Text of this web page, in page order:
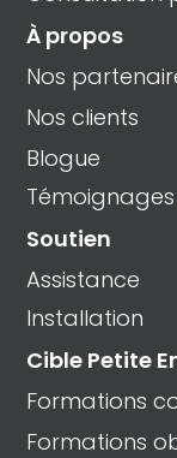
À propos
Nos
Nos clients
Blogue
Témoignages
Soutien
Assistance
Installation
Cible Petite
Formations
Formations